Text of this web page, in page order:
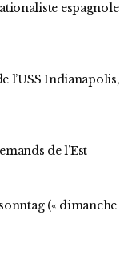
espagnole
l’USS Indianapolis,
de l’Est
(« dimanche